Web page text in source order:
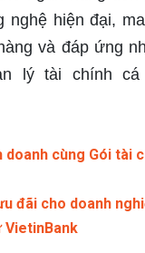
nghệ hiện đại,
và đáp ứng
lý tài chính cá
doanh cùng Gói tài
đãi cho doanh
VietinBank